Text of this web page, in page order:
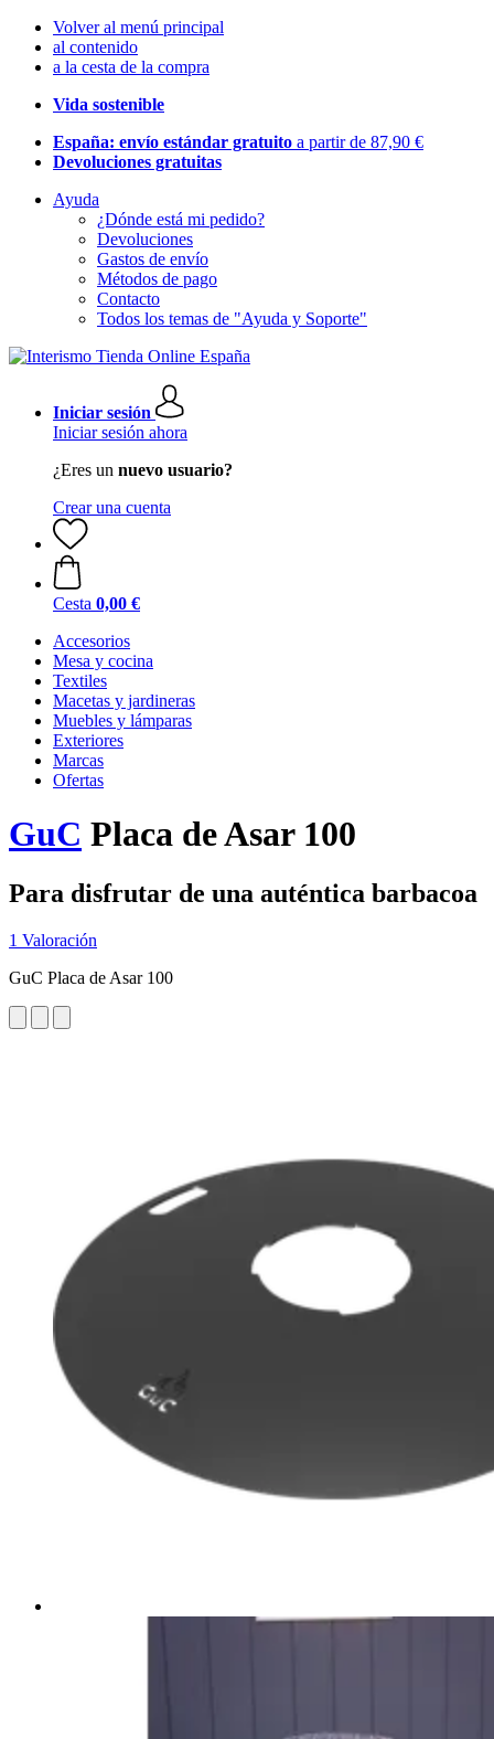
Volver al menú principal
al contenido
a la cesta de la compra
Vida sostenible
España: envío estándar gratuito a partir de 87,90 €
Devoluciones gratuitas
Ayuda
¿Dónde está mi pedido?
Devoluciones
Gastos de envío
Métodos de pago
Contacto
Todos los temas de "Ayuda y Soporte"
Iniciar sesión
Iniciar sesión ahora
¿Eres un nuevo usuario?
Crear una cuenta
Cesta 0,00 €
Accesorios
Mesa y cocina
Textiles
Macetas y jardineras
Muebles y lámparas
Exteriores
Marcas
Ofertas
GuC Placa de Asar 100
Para disfrutar de una auténtica barbacoa
1 Valoración
GuC Placa de Asar 100